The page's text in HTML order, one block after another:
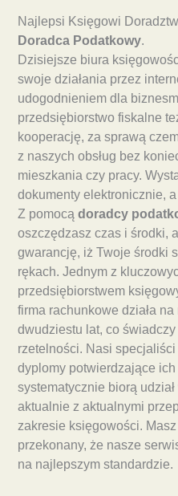
Najlepsi Księgowi
Doradca Podatkowy.
Dzisiejsze biura
swoje działania przez
udogodnieniem dla
przedsiębiorstwo fiskalne
kooperację, za sprawą
z naszych obsług bez
mieszkania czy pracy.
dokumenty elektronicznie,
Z pomocą doradcy
oszczędzasz czas i środki,
gwarancję, iż Twoje środki
rękach. Jednym z
przedsiębiorstwem
firma rachunkowe działa
dwudziestu lat, co
rzetelności. Nasi
dyplomy potwierdzające
systematycznie biorą
aktualnie z aktualnymi
zakresie księgowości.
przekonany, że nasze
na najlepszym standardzie.